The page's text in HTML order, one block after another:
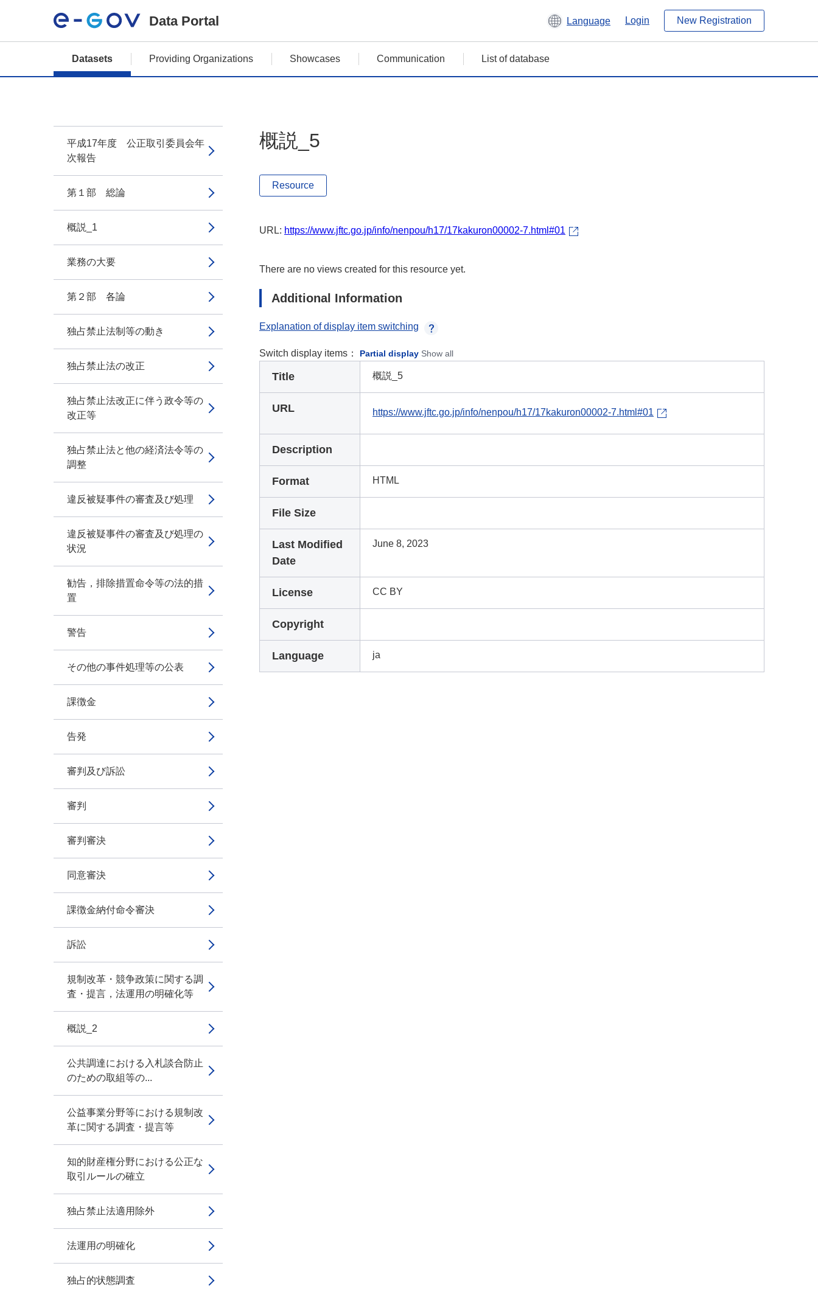
Data Portal Language Login New Registration
Datasets Providing Organizations Showcases Communication List of database
平成17年度 公正取引委員会年
次報告
第１部 総論
概説_1
業務の大要
第２部 各論
独占禁止法制等の動き
独占禁止法の改正
独占禁止法改正に伴う政令等の
改正等
独占禁止法と他の経済法令等の
調整
違反被疑事件の審査及び処理
違反被疑事件の審査及び処理の
状況
勧告，排除措置命令等の法的措
置
警告
その他の事件処理等の公表
課徴金
告発
審判及び訴訟
審判
審判審決
同意審決
課徴金納付命令審決
訴訟
規制改革・競争政策に関する調
査・提言，法運用の明確化等
概説_2
公共調達における入札談合防止
のための取組等の...
公益事業分野等における規制改
革に関する調査・提言等
知的財産権分野における公正な
取引ルールの確立
独占禁止法適用除外
法運用の明確化
独占的状態調査
概説_5
Resource
URL: https://www.jftc.go.jp/info/nenpou/h17/17kakuron00002-7.html#01
There are no views created for this resource yet.
Additional Information
Explanation of display item switching
Switch display items： Partial display Show all
Title 概説_5
URL https://www.jftc.go.jp/info/nenpou/h17/17kakuron00002-7.html#01
Description
Format HTML
File Size
Last Modified
Date
June 8, 2023
License CC BY
Copyright
Language ja